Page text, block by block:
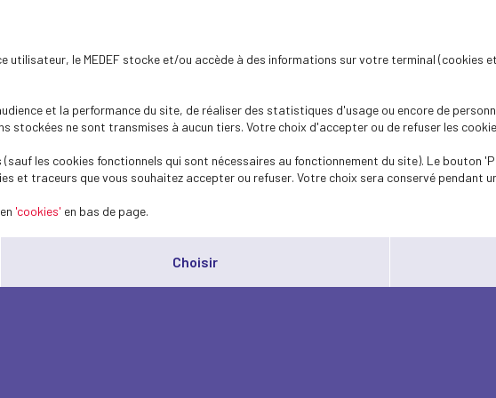
utilisateur, le MEDEF stocke et/ou accède à des informations sur votre terminal
et la performance du site, de réaliser des statistiques d'usage ou encore de
stockées ne sont transmises à aucun tiers. Votre choix d'accepter ou de refuser les
les cookies fonctionnels qui sont nécessaires au fonctionnement du site). Le bouton
traceurs que vous souhaitez accepter ou refuser. Votre choix sera conservé pendant
'cookies' en bas de page.
Choisir